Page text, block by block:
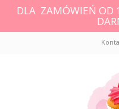
DLA ZAMÓWIEŃ OD